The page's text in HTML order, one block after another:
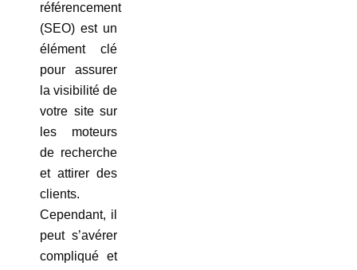
référencement
(SEO) est un
élément clé
pour assurer
la visibilité de
votre site sur
les moteurs
de recherche
et attirer des
clients.
Cependant, il
peut s’avérer
compliqué et